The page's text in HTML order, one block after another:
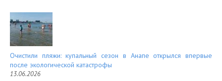
Очистили пляжи: купальный сезон в Анапе открылся впервые
после экологической катастрофы
13.06.2026